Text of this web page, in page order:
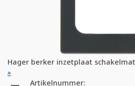
Hager berker inzetplaat
»
Artikelnummer: